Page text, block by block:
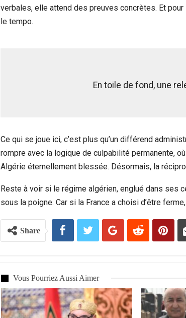
verbales, elle attend des preuves concrètes. Et
le tempo.
En toile de fond, une
Ce qui se joue ici, c’est plus qu’un différend
rompre avec la logique de culpabilité permanente,
Algérie éternellement blessée. Désormais, la
Reste à voir si le régime algérien, englué dans ses
sous la poigne. Car si la France a choisi d’être
Share
Vous Pourriez Aussi Aimer